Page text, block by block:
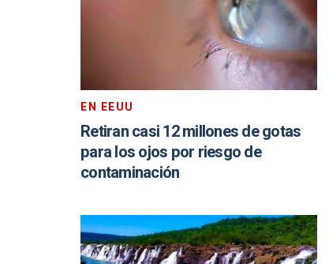
EN EEUU
Retiran casi 12 millones de gotas
para los ojos por riesgo de
contaminación